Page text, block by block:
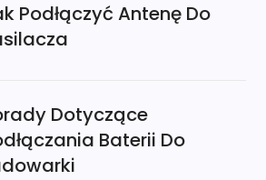
Podłączyć Antenę Do
Dotyczące
Baterii Do